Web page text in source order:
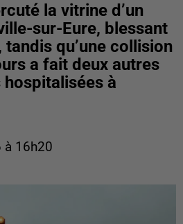
la vitrine d’un
sur-Eure, blessant
qu’une collision
a fait deux autres
hospitalisées à
à 16h20